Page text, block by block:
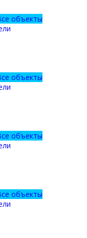
объекты
объекты
объекты
объекты